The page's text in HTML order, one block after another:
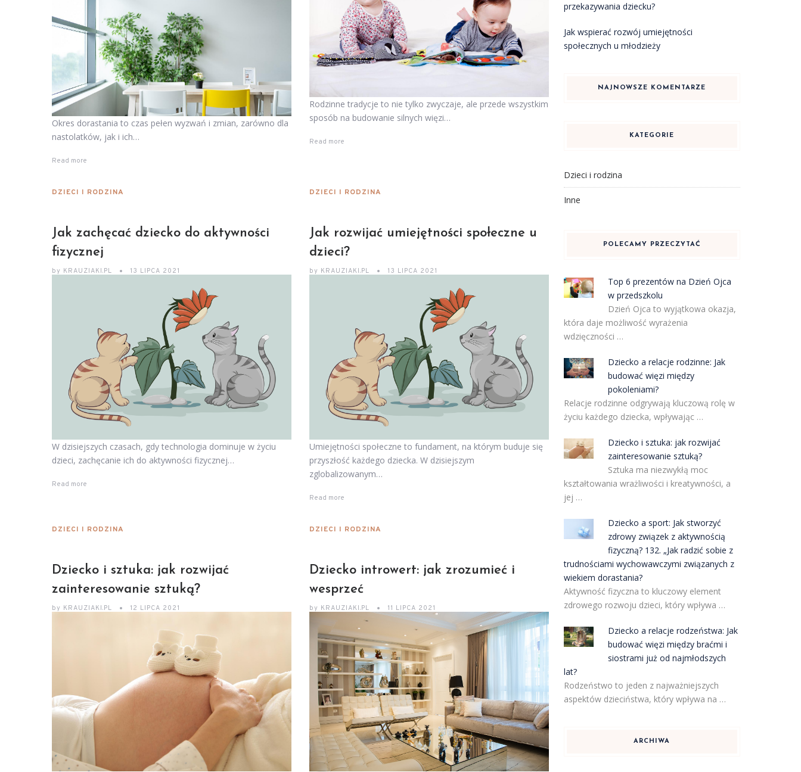
Okres dorastania to czas pełen wyzwań i zmian, zarówno dla
nastolatków, jak i ich…
Read more
Rodzinne tradycje to nie tylko zwyczaje, ale przede wszystkim
sposób na budowanie silnych więzi…
Read more
DZIECI I RODZINA
Jak zachęcać dziecko do aktywności
fizycznej
by KRAUZIAKI.PL 13 LIPCA 2021
W dzisiejszych czasach, gdy technologia dominuje w życiu
dzieci, zachęcanie ich do aktywności fizycznej…
Read more
DZIECI I RODZINA
Jak rozwijać umiejętności społeczne u
dzieci?
by KRAUZIAKI.PL 13 LIPCA 2021
Umiejętności społeczne to fundament, na którym buduje się
przyszłość każdego dziecka. W dzisiejszym
zglobalizowanym…
Read more
DZIECI I RODZINA
Dziecko i sztuka: jak rozwijać
zainteresowanie sztuką?
by KRAUZIAKI.PL 12 LIPCA 2021
DZIECI I RODZINA
Dziecko introwert: jak zrozumieć i
wesprzeć
by KRAUZIAKI.PL 11 LIPCA 2021
przekazywania dziecku?
Jak wspierać rozwój umiejętności
społecznych u młodzieży
NAJNOWSZE KOMENTARZE
KATEGORIE
Dzieci i rodzina
Inne
POLECAMY PRZECZYTAĆ
Top 6 prezentów na Dzień Ojca
w przedszkolu
Dzień Ojca to wyjątkowa okazja,
która daje możliwość wyrażenia
wdzięczności …
Dziecko a relacje rodzinne: Jak
budować więzi między
pokoleniami?
Relacje rodzinne odgrywają kluczową rolę w
życiu każdego dziecka, wpływając …
Dziecko i sztuka: jak rozwijać
zainteresowanie sztuką?
Sztuka ma niezwykłą moc
kształtowania wrażliwości i kreatywności, a
jej …
Dziecko a sport: Jak stworzyć
zdrowy związek z aktywnością
fizyczną? 132. „Jak radzić sobie z
trudnościami wychowawczymi związanych z
wiekiem dorastania?
Aktywność fizyczna to kluczowy element
zdrowego rozwoju dzieci, który wpływa …
Dziecko a relacje rodzeństwa: Jak
budować więzi między braćmi i
siostrami już od najmłodszych
lat?
Rodzeństwo to jeden z najważniejszych
aspektów dzieciństwa, który wpływa na …
ARCHIWA